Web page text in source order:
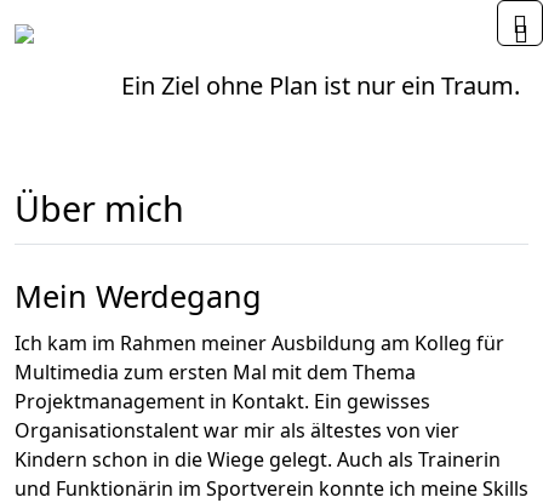
Home
Ein Ziel ohne Plan ist nur ein Traum.
Über mich
Mein Werdegang
Ich kam im Rahmen meiner Ausbildung am Kolleg für
Multimedia zum ersten Mal mit dem Thema
Projektmanagement in Kontakt. Ein gewisses
Organisationstalent war mir als ältestes von vier
Kindern schon in die Wiege gelegt. Auch als Trainerin
und Funktionärin im Sportverein konnte ich meine Skills